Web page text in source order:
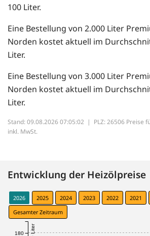
100 Liter.
Eine Bestellung von 2.000 Liter
Norden kostet aktuell im
Liter.
Eine Bestellung von 3.000 Liter
Norden kostet aktuell im
Liter.
Stand: 09.08.2026 07:05:02 | PLZ: 26506 Preise
inkl. MwSt.
Entwicklung der Heizölpreise
2026 2025 2024 2023 2022 2021
Gesamter Zeitraum
180